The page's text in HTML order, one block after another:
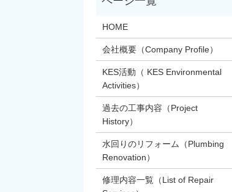
HOME
会社概要（Company Profile）
KES活動（ KES Environmental
Activities）
過去の工事内容（Project
History）
水回りのリフォーム（Plumbing
Renovation）
修理内容一覧（List of Repair